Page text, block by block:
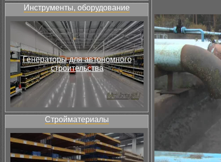
Инструменты, оборудование
Генераторы для автономного
строительства
Стройматериалы